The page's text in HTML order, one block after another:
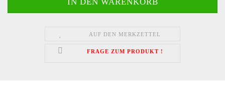
AUF DEN MERKZETTEL
FRAGE ZUM PRODUKT !